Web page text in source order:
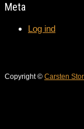
Meta
Log ind
Copyright © Carsten